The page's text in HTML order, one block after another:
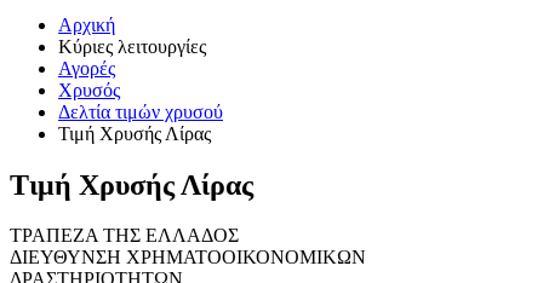
Αρχική
Κύριες λειτουργίες
Αγορές
Χρυσός
Δελτία τιμών χρυσού
Τιμή Χρυσής Λίρας
Τιμή Χρυσής Λίρας
ΤΡΑΠΕΖΑ ΤΗΣ ΕΛΛΑΔΟΣ
ΔΙΕΥΘΥΝΣΗ ΧΡΗΜΑΤΟΟΙΚΟΝΟΜΙΚΩΝ